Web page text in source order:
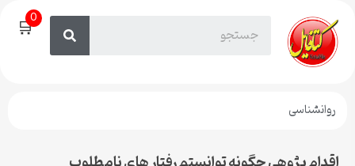
🛒0
روانشناسی